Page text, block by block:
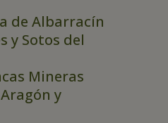
de Albarracín
y Sotos del
Mineras
y